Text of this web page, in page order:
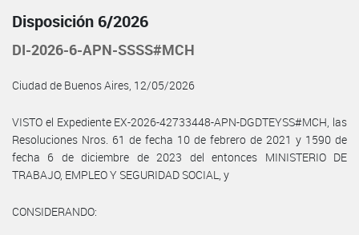
Disposición 6/2026
DI-2026-6-APN-SSSS#MCH
Ciudad de Buenos Aires, 12/05/2026
VISTO el Expediente EX-2026-42733448-APN-DGDTEYSS#MCH, las
Resoluciones Nros. 61 de fecha 10 de febrero de 2021 y 1590 de
fecha 6 de diciembre de 2023 del entonces MINISTERIO DE
TRABAJO, EMPLEO Y SEGURIDAD SOCIAL, y
CONSIDERANDO: